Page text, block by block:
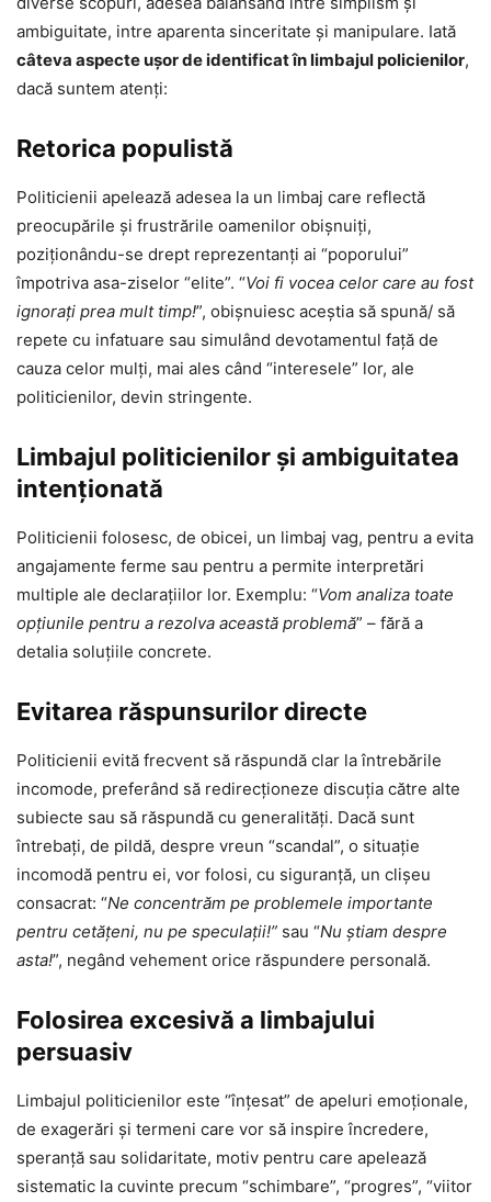
ambiguitate, intre aparenta sinceritate și manipulare. Iată
câteva aspecte uşor de identificat în limbajul policienilor,
dacă suntem atenţi:
Retorica populistă
Politicienii apelează adesea la un limbaj care reflectă
preocupările și frustrările oamenilor obișnuiți,
poziționându-se drept reprezentanți ai “poporului”
împotriva asa-ziselor “elite”. “Voi fi vocea celor care au fost
ignorați prea mult timp!”, obişnuiesc aceştia să spună/ să
repete cu infatuare sau simulând devotamentul faţă de
cauza celor mulţi, mai ales când “interesele” lor, ale
politicienilor, devin stringente.
Limbajul politicienilor şi ambiguitatea
intenţionată
Politicienii folosesc, de obicei, un limbaj vag, pentru a evita
angajamente ferme sau pentru a permite interpretări
multiple ale declarațiilor lor. Exemplu: “Vom analiza toate
opțiunile pentru a rezolva această problemă” – fără a
detalia soluțiile concrete.
Evitarea răspunsurilor directe
Politicienii evită frecvent să răspundă clar la întrebările
incomode, preferând să redirecționeze discuția către alte
subiecte sau să răspundă cu generalități. Dacă sunt
întrebaţi, de pildă, despre vreun “scandal”, o situaţie
incomodă pentru ei, vor folosi, cu siguranţă, un clişeu
consacrat: “Ne concentrăm pe problemele importante
pentru cetățeni, nu pe speculații!” sau “Nu știam despre
asta!”, negând vehement orice răspundere personală.
Folosirea excesivă a limbajului
persuasiv
Limbajul politicienilor este “înţesat” de apeluri emoționale,
de exagerări și termeni care vor să inspire încredere,
speranță sau solidaritate, motiv pentru care apelează
sistematic la cuvinte precum “schimbare”, “progres”, “viitor